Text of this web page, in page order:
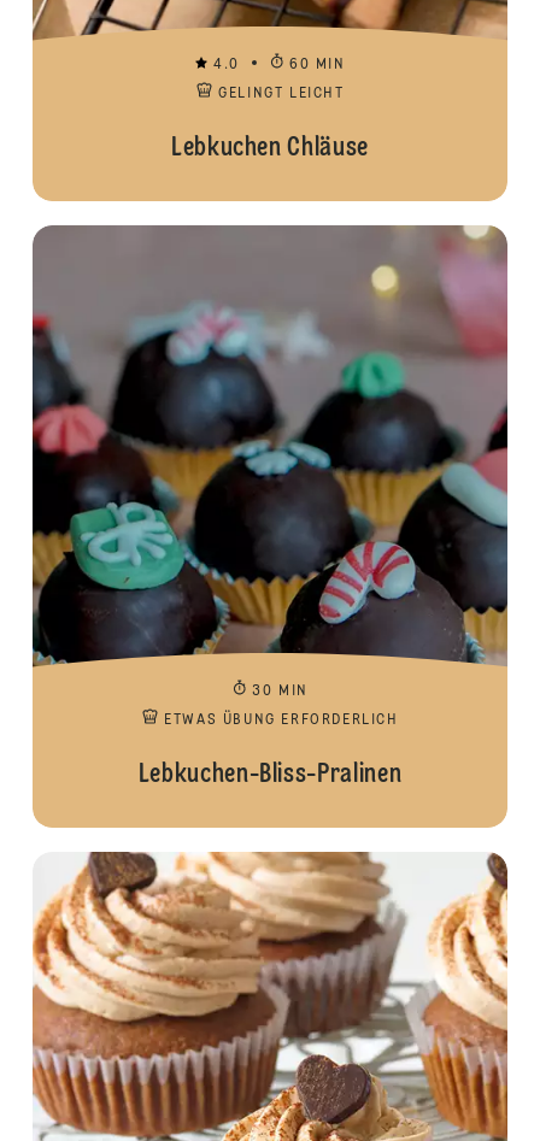
4.0
60 MIN
GELINGT LEICHT
Lebkuchen Chläuse
30 MIN
ETWAS ÜBUNG ERFORDERLICH
Lebkuchen-Bliss-Pralinen